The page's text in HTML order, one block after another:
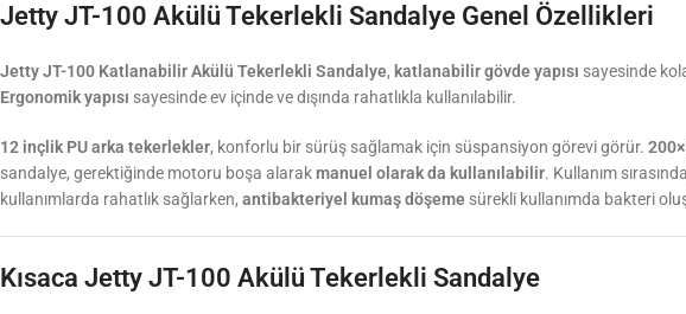
Jetty JT-100 Akülü Tekerlekli Sandalye Genel Özellikleri
Jetty JT-100 Katlanabilir Akülü Tekerlekli Sandalye, katlanabilir gövde yapısı sayesinde
Ergonomik yapısı sayesinde ev içinde ve dışında rahatlıkla kullanılabilir.
12 inçlik PU arka tekerlekler, konforlu bir sürüş sağlamak için süspansiyon görevi görür.
sandalye, gerektiğinde motoru boşa alarakmanuel olarak da kullanılabilir. Kullanım
kullanımlarda rahatlık sağlarken, antibakteriyel kumaş döşeme sürekli kullanımda bakteri
Kısaca Jetty JT-100 Akülü Tekerlekli Sandalye